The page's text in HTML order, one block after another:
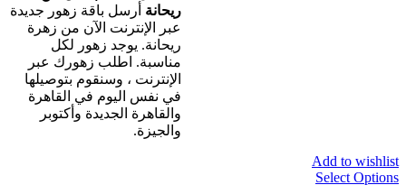
ريحانة أرسل باقة زهور جديدة
عبر الإنترنت الآن من زهرة
ريحانة. يوجد زهور لكل
مناسبة. اطلب زهورك عبر
الإنترنت ، وسنقوم بتوصيلها
في نفس اليوم في القاهرة
والقاهرة الجديدة وأكتوبر
والجيزة.
Add to wishlist
Select Options